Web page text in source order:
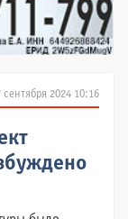
сентября 2024 10:16